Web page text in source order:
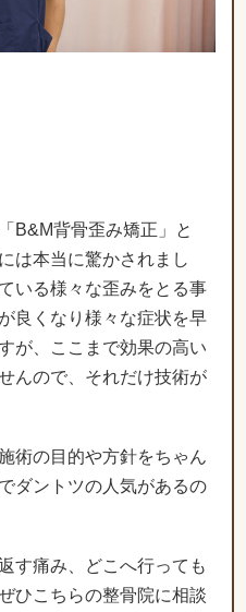
B&M背骨歪み矯正」と
は本当に驚かされまし
いる様々な歪みをとる事
良くなり様々な症状を早
が、ここまで効果の高い
んので、それだけ技術が
術の目的や方針をちゃん
ダントツの人気があるの
す痛み、どこへ行っても
ひこちらの整骨院に相談